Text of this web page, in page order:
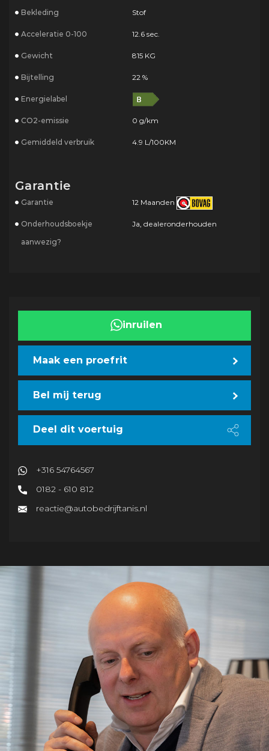
Bekleding Stof
Acceleratie 0-100 12.6 sec.
Gewicht 815 KG
Bijtelling 22 %
Energielabel
CO2-emissie 0 g/km
Gemiddeld verbruik 4.9 L/100KM
Garantie
Garantie 12 Maanden
Onderhoudsboekje
aanwezig?
Ja, dealeronderhouden
inruilen
Maak een proefrit
Bel mij terug
Deel dit voertuig
+316 54764567
0182 - 610 812
reactie@autobedrijftanis.nl